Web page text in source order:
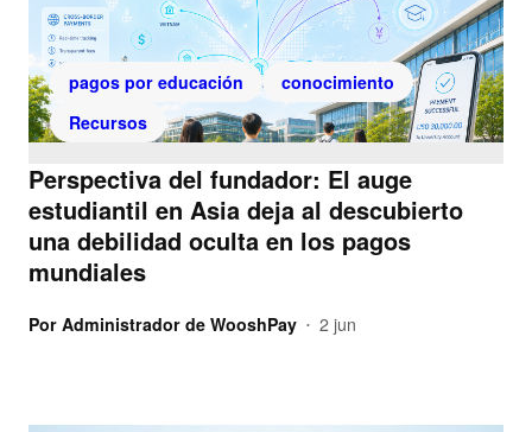
pagos por educación
conocimiento
Recursos
Perspectiva del fundador: El auge
estudiantil en Asia deja al descubierto
una debilidad oculta en los pagos
mundiales
Por Administrador de WooshPay • 2 jun